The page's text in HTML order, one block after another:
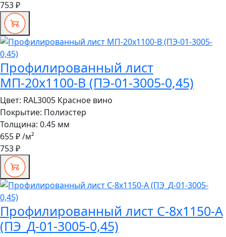
753 ₽
Профилированный лист
МП-20x1100-B (ПЭ-01-3005-0,45)
Цвет: RAL3005 Красное вино
Покрытие: Полиэстер
Толщина: 0.45 мм
655 ₽/м²
753 ₽
Профилированный лист С-8x1150-A
(ПЭ_Д-01-3005-0,45)